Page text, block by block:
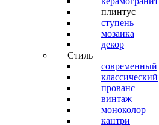
плинтус
ступень
мозаика
декор
Стиль
современный
классический
прованс
винтаж
моноколор
кантри